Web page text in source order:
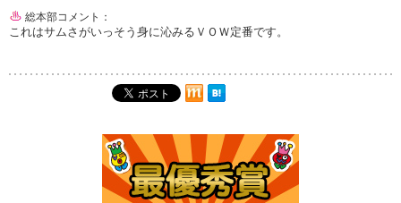
総本部コメント：
これはサムさがいっそう身に沁みるＶＯＷ定番です。